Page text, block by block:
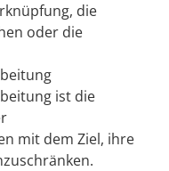
die
oder die
ist die
mit dem Ziel, ihre